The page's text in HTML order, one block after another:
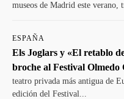
museos de Madrid este verano,
ESPAÑA
Els Joglars y «El retablo
broche al Festival Olmedo
teatro privada más antigua de
edición del Festival...